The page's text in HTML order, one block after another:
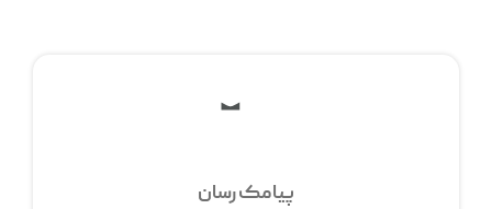
پیامک رسان